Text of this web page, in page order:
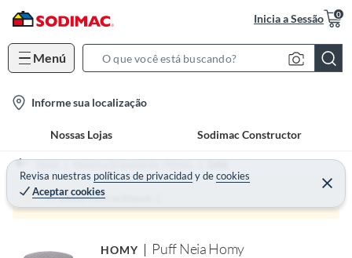
Inicia a Sessão 0
Menú
S
c
h
B
r
a
o
Informe sua localização
Nossas Lojas Sodimac Constructor
Revisa nuestras políticas de privacidadydecookies
Aceptar cookies
Home Móveis e Organização - Móveis Sofás
Produto sem estoque :(
HOMY Puff Neia Homy